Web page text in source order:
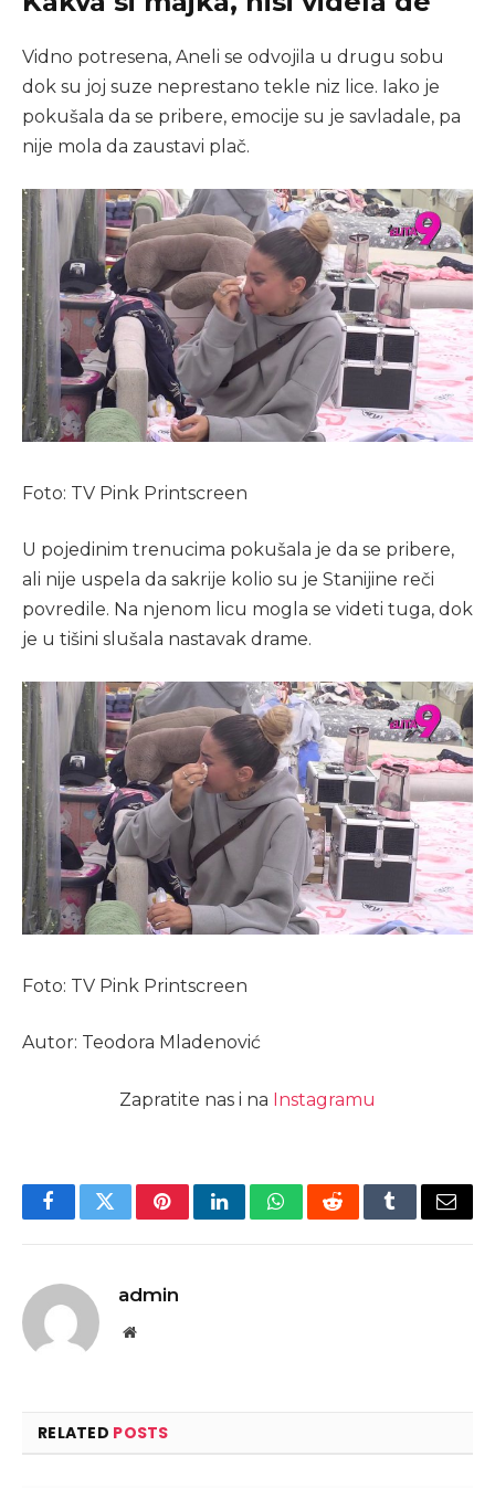
Vidno potresena, Aneli se odvojila u drugu sobu
dok su joj suze neprestano tekle niz lice. Iako je
pokušala da se pribere, emocije su je savladale, pa
nije mola da zaustavi plač.
Foto: TV Pink Printscreen
U pojedinim trenucima pokušala je da se pribere,
ali nije uspela da sakrije kolio su je Stanijine reči
povredile. Na njenom licu mogla se videti tuga, dok
je u tišini slušala nastavak drame.
Foto: TV Pink Printscreen
Autor: Teodora Mladenović
Zapratite nas i na Instagramu
FacebookTwitterPinterestLinkedInWhatsAppRedditTumblrEmail
admin
Website
RELATED POSTS